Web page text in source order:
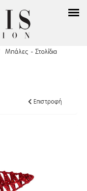
Μπάλες - Στολίδια
Επιστροφή